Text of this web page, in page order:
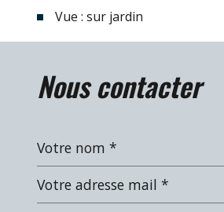
Vue : sur jardin
la ville de anglet
+
nous contacter